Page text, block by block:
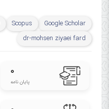
Google Scholar
Scopus
dr-mohsen ziyaei fard
۰
پایان نامه